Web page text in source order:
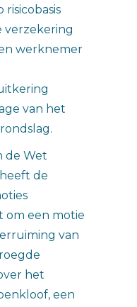
verzekering
werknemer
van het
de Wet
de
om een motie
van
het
een